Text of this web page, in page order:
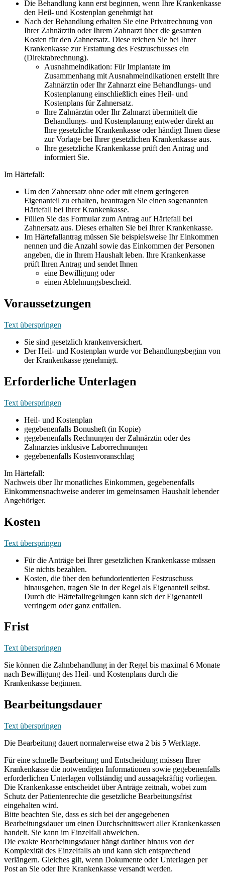
Die Behandlung kann erst beginnen, wenn Ihre Krankenkasse
den Heil- und Kostenplan genehmigt hat
Nach der Behandlung erhalten Sie eine Privatrechnung von
Ihrer Zahnärztin oder Ihrem Zahnarzt über die gesamten
Kosten für den Zahnersatz. Diese reichen Sie bei Ihrer
Krankenkasse zur Erstattung des Festzuschusses ein
(Direktabrechnung).
Ausnahmeindikation: Für Implantate im
Zusammenhang mit Ausnahmeindikationen erstellt Ihre
Zahnärztin oder Ihr Zahnarzt eine Behandlungs- und
Kostenplanung einschließlich eines Heil- und
Kostenplans für Zahnersatz.
Ihre Zahnärztin oder Ihr Zahnarzt übermittelt die
Behandlungs- und Kostenplanung entweder direkt an
Ihre gesetzliche Krankenkasse oder händigt Ihnen diese
zur Vorlage bei Ihrer gesetzlichen Krankenkasse aus.
Ihre gesetzliche Krankenkasse prüft den Antrag und
informiert Sie.
Im Härtefall:
Um den Zahnersatz ohne oder mit einem geringeren
Eigenanteil zu erhalten, beantragen Sie einen sogenannten
Härtefall bei Ihrer Krankenkasse.
Füllen Sie das Formular zum Antrag auf Härtefall bei
Zahnersatz aus. Dieses erhalten Sie bei Ihrer Krankenkasse.
Im Härtefallantrag müssen Sie beispielsweise Ihr Einkommen
nennen und die Anzahl sowie das Einkommen der Personen
angeben, die in Ihrem Haushalt leben. Ihre Krankenkasse
prüft Ihren Antrag und sendet Ihnen
eine Bewilligung oder
einen Ablehnungsbescheid.
Voraussetzungen
Text überspringen
Sie sind gesetzlich krankenversichert.
Der Heil- und Kostenplan wurde vor Behandlungsbeginn von
der Krankenkasse genehmigt.
Erforderliche Unterlagen
Text überspringen
Heil- und Kostenplan
gegebenenfalls Bonusheft (in Kopie)
gegebenenfalls Rechnungen der Zahnärztin oder des
Zahnarztes inklusive Laborrechnungen
gegebenenfalls Kostenvoranschlag
Im Härtefall:
Nachweis über Ihr monatliches Einkommen, gegebenenfalls
Einkommensnachweise anderer im gemeinsamen Haushalt lebender
Angehöriger.
Kosten
Text überspringen
Für die Anträge bei Ihrer gesetzlichen Krankenkasse müssen
Sie nichts bezahlen.
Kosten, die über den befundorientierten Festzuschuss
hinausgehen, tragen Sie in der Regel als Eigenanteil selbst.
Durch die Härtefallregelungen kann sich der Eigenanteil
verringern oder ganz entfallen.
Frist
Text überspringen
Sie können die Zahnbehandlung in der Regel bis maximal 6 Monate
nach Bewilligung des Heil- und Kostenplans durch die
Krankenkasse beginnen.
Bearbeitungsdauer
Text überspringen
Die Bearbeitung dauert normalerweise etwa 2 bis 5 Werktage.
Für eine schnelle Bearbeitung und Entscheidung müssen Ihrer
Krankenkasse die notwendigen Informationen sowie gegebenenfalls
erforderlichen Unterlagen vollständig und aussagekräftig vorliegen.
Die Krankenkasse entscheidet über Anträge zeitnah, wobei zum
Schutz der Patientenrechte die gesetzliche Bearbeitungsfrist
eingehalten wird.
Bitte beachten Sie, dass es sich bei der angegebenen
Bearbeitungsdauer um einen Durchschnittswert aller Krankenkassen
handelt. Sie kann im Einzelfall abweichen.
Die exakte Bearbeitungsdauer hängt darüber hinaus von der
Komplexität des Einzelfalls ab und kann sich entsprechend
verlängern. Gleiches gilt, wenn Dokumente oder Unterlagen per
Post an Sie oder Ihre Krankenkasse versandt werden.